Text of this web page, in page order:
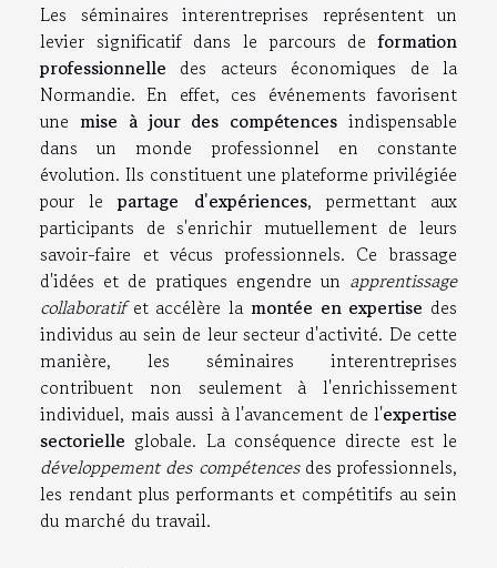
Les séminaires interentreprises représentent un
levier significatif dans le parcours deformation
professionnelle des acteurs économiques de la
Normandie. En effet, ces événements favorisent
une mise à jour des compétences indispensable
dans un monde professionnel en constante
évolution. Ils constituent une plateforme privilégiée
pour lepartage d'expériences, permettant aux
participants de s'enrichir mutuellement de leurs
savoir-faire et vécus professionnels. Ce brassage
d'idées et de pratiques engendre un apprentissage
collaboratifet accélère la montée en expertise des
individus au sein de leur secteur d'activité. De cette
manière, les séminaires interentreprises
contribuent non seulement à l'enrichissement
individuel, mais aussi à l'avancement de l'expertise
sectorielle globale. La conséquence directe est le
développement des compétencesdes professionnels,
les rendant plus performants et compétitifs au sein
du marché du travail.